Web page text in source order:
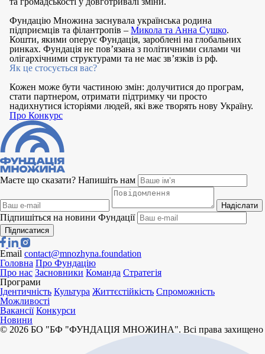
Фундацію Множина заснувала українська родина
підприємців та філантропів – Микола та Анна Сушко.
Кошти, якими оперує Фундація, зароблені на глобальних
ринках. Фундація не пов’язана з політичними силами чи
олігархічними структурами та не має зв’язків із рф.
Як це стосується вас?
Кожен може бути частиною змін: долучитися до програм,
стати партнером, отримати підтримку чи просто
надихнутися історіями людей, які вже творять нову Україну.
Про Конкурс
Маєте що сказати? Напишіть нам
Надіслати
Підпишіться на новини Фундації
Підписатися
Email contact@mnozhyna.foundation
Головна Про Фундацію
Про нас Засновники Команда Стратегія
Програми
Ідентичність Культура Життєстійкість Спроможність
Можливості
Вакансії Конкурси
Новини
© 2026 БО "БФ "ФУНДАЦІЯ МНОЖИНА". Всі права захищено